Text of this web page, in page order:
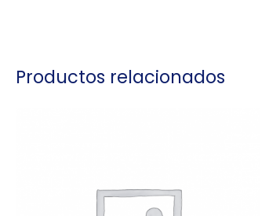
Productos relacionados